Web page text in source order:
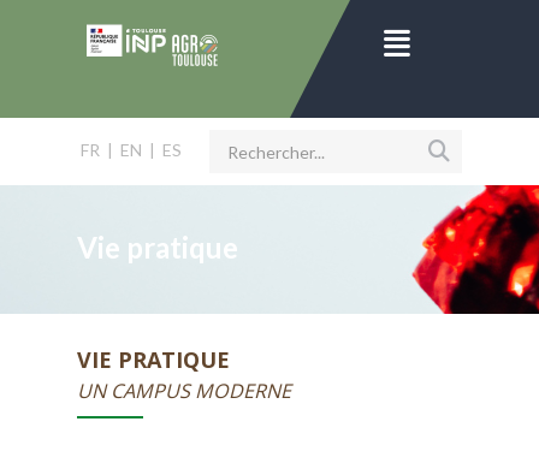
FR | EN | ES
Vie pratique
VIE PRATIQUE
UN CAMPUS MODERNE